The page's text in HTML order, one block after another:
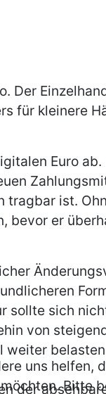
Der
für kleinere
Euro ab.
tragbar ist.
bevor er
sollte sich
von
weiter
der
uns helfen,
Bitte